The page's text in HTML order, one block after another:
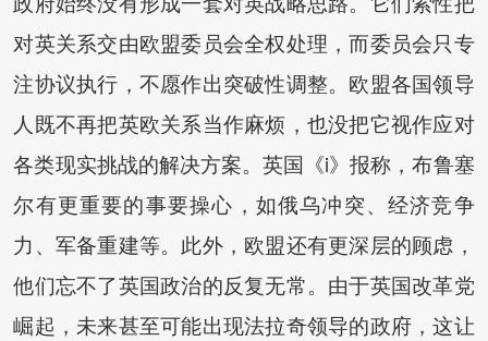
对英关系交由欧盟委员会全权处理，而委员会只专
注协议执行，不愿作出突破性调整。欧盟各国领导
人既不再把英欧关系当作麻烦，也没把它视作应对
各类现实挑战的解决方案。英国《i》报称，布鲁塞
尔有更重要的事要操心，如俄乌冲突、经济竞争
力、军备重建等。此外，欧盟还有更深层的顾虑，
他们忘不了英国政治的反复无常。由于英国改革党
崛起，未来甚至可能出现法拉奇领导的政府，这让